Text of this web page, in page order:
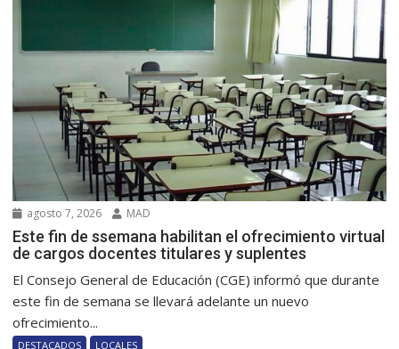
agosto 7, 2026 MAD
Este fin de ssemana habilitan el ofrecimiento virtual
de cargos docentes titulares y suplentes
El Consejo General de Educación (CGE) informó que durante
este fin de semana se llevará adelante un nuevo
ofrecimiento...
DESTACADOS LOCALES